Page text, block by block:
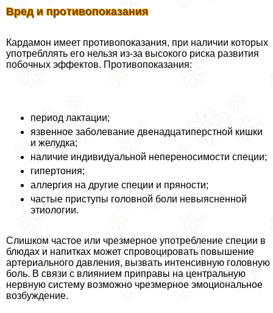
Вред и противопоказания
Кардамон имеет противопоказания, при наличии которых
употрeбллять его нельзя из-за высокого риска развития
побочных эффектов. Противопоказания:
период лактации;
язвенное заболевание двенадцатиперстной кишки
и желудка;
наличие индивидуальной непереносимости специи;
гипертония;
аллергия на другие специи и пряности;
частые приступы головной боли невыясненной
этиологии.
Слишком частое или чрезмерное употрeбление специи в
блюдах и напитках может спровоцировать повышение
артериального давления, вызвать интенсивную головную
боль. В связи с влиянием приправы на центральную
нервную систему возможно чрезмерное эмоциональное
возбуждение.